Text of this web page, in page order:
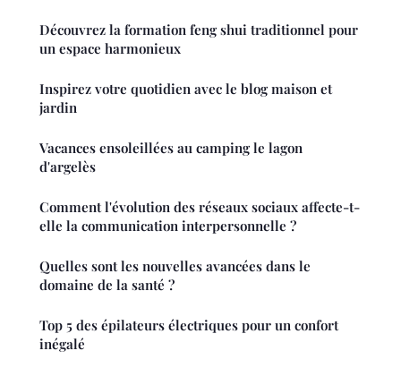
Découvrez la formation feng shui traditionnel pour
un espace harmonieux
Inspirez votre quotidien avec le blog maison et
jardin
Vacances ensoleillées au camping le lagon
d'argelès
Comment l'évolution des réseaux sociaux affecte-t-
elle la communication interpersonnelle ?
Quelles sont les nouvelles avancées dans le
domaine de la santé ?
Top 5 des épilateurs électriques pour un confort
inégalé